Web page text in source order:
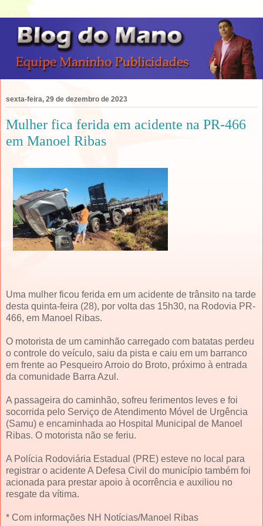
sexta-feira, 29 de dezembro de 2023
Mulher fica ferida em acidente na PR-466
em Manoel Ribas
Uma mulher ficou ferida em um acidente de trânsito na tarde
desta quinta-feira (28), por volta das 15h30, na Rodovia PR-
466, em Manoel Ribas.
O motorista de um caminhão carregado com batatas perdeu
o controle do veículo, saiu da pista e caiu em um barranco
em frente ao Pesqueiro Arroio do Broto, próximo à entrada
da comunidade Barra Azul.
A passageira do caminhão, sofreu ferimentos leves e foi
socorrida pelo Serviço de Atendimento Móvel de Urgência
(Samu) e encaminhada ao Hospital Municipal de Manoel
Ribas. O motorista não se feriu.
A Polícia Rodoviária Estadual (PRE) esteve no local para
registrar o acidente A Defesa Civil do município também foi
acionada para prestar apoio à ocorrência e auxiliou no
resgate da vítima.
* Com informações NH Notícias/Manoel Ribas